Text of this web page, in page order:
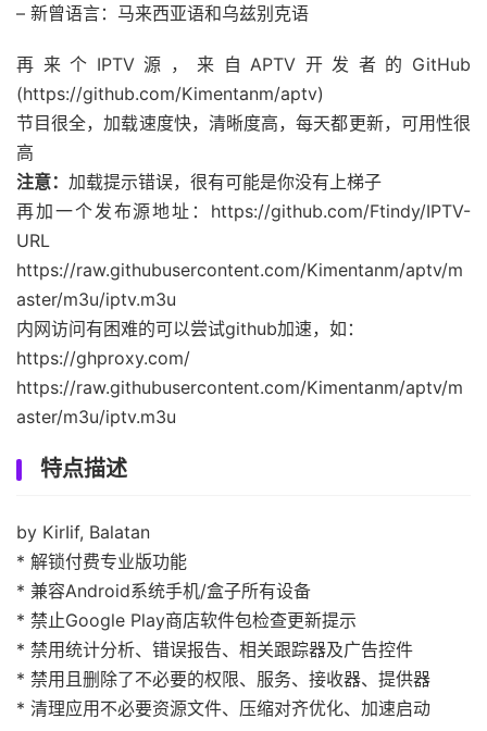
– 新曾语言：马来西亚语和乌兹别克语
再来个IPTV源，来自APTV开发者的GitHub
(https://github.com/Kimentanm/aptv)
节目很全，加载速度快，清晰度高，每天都更新，可用性很
高
注意： 加载提示错误，很有可能是你没有上梯子
再加一个发布源地址：https://github.com/Ftindy/IPTV-
URL
https://raw.githubusercontent.com/Kimentanm/aptv/m
aster/m3u/iptv.m3u
内网访问有困难的可以尝试github加速，如：
https://ghproxy.com/
https://raw.githubusercontent.com/Kimentanm/aptv/m
aster/m3u/iptv.m3u
特点描述
by KirIif, Balatan
* 解锁付费专业版功能
* 兼容Android系统手机/盒子所有设备
* 禁止Google Play商店软件包检查更新提示
* 禁用统计分析、错误报告、相关跟踪器及广告控件
* 禁用且删除了不必要的权限、服务、接收器、提供器
* 清理应用不必要资源文件、压缩对齐优化、加速启动